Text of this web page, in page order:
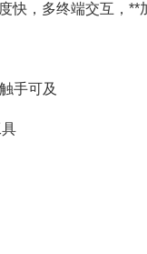
快，多终端交互，**
手可及